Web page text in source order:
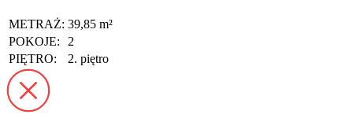
METRAŻ: 39,85 m²
POKOJE:
2
PIĘTRO:
2. piętro